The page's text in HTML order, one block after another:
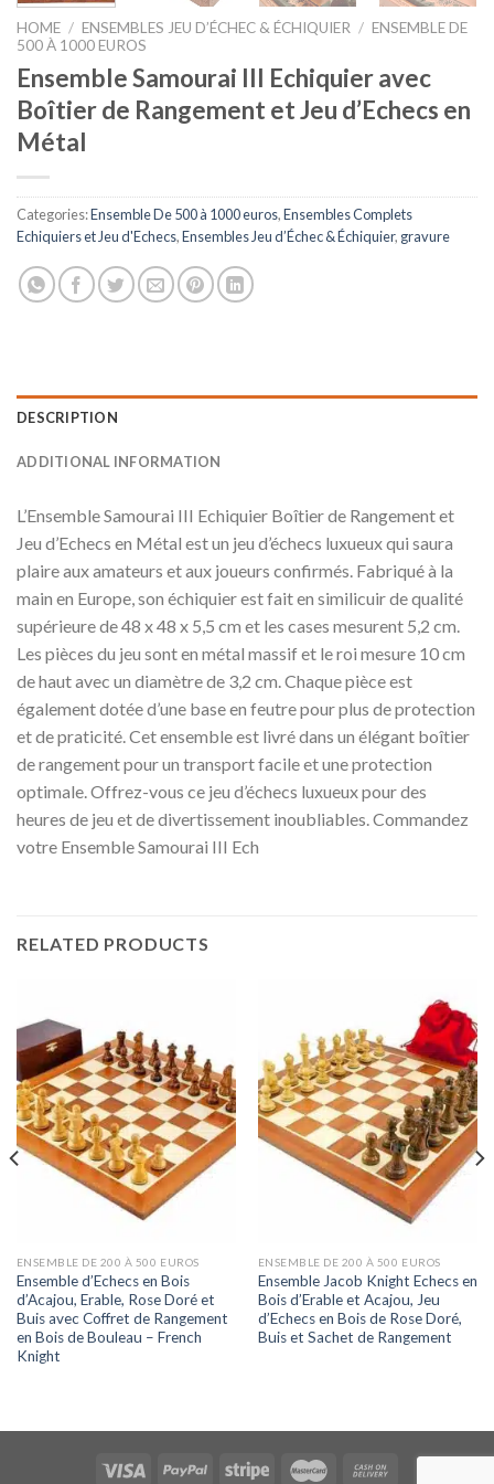
HOME / ENSEMBLES JEU D’ÉCHEC & ÉCHIQUIER / ENSEMBLE DE
500 À 1000 EUROS
Ensemble Samourai III Echiquier avec
Boîtier de Rangement et Jeu d’Echecs en
Métal
Categories:Ensemble De 500 à 1000 euros,Ensembles Complets
Echiquiers et Jeu d'Echecs,Ensembles Jeu d’Échec & Échiquier, gravure
DESCRIPTION
ADDITIONAL INFORMATION
L’Ensemble Samourai III Echiquier Boîtier de Rangement et
Jeu d’Echecs en Métal est un jeu d’échecs luxueux qui saura
plaire aux amateurs et aux joueurs confirmés. Fabriqué à la
main en Europe, son échiquier est fait en similicuir de qualité
supérieure de 48 x 48 x 5,5 cm et les cases mesurent 5,2 cm.
Les pièces du jeu sont en métal massif et le roi mesure 10 cm
de haut avec un diamètre de 3,2 cm. Chaque pièce est
également dotée d’une base en feutre pour plus de protection
et de praticité. Cet ensemble est livré dans un élégant boîtier
de rangement pour un transport facile et une protection
optimale. Offrez-vous ce jeu d’échecs luxueux pour des
heures de jeu et de divertissement inoubliables. Commandez
votre Ensemble Samourai III Ech
RELATED PRODUCTS
ENSEMBLE DE 200 À 500 EUROS
Ensemble d’Echecs en Bois
d’Acajou, Erable, Rose Doré et
Buis avec Coffret de Rangement
en Bois de Bouleau – French
Knight
ENSEMBLE DE 200 À 500 EUROS
Ensemble Jacob Knight Echecs en
Bois d’Erable et Acajou, Jeu
d’Echecs en Bois de Rose Doré,
Buis et Sachet de Rangement